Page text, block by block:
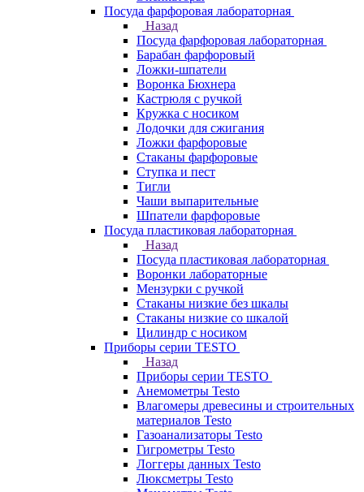
Посуда фарфоровая лабораторная
Назад
Посуда фарфоровая лабораторная
Барабан фарфоровый
Ложки-шпатели
Воронка Бюхнера
Кастрюля с ручкой
Кружка с носиком
Лодочки для сжигания
Ложки фарфоровые
Стаканы фарфоровые
Ступка и пест
Тигли
Чаши выпарительные
Шпатели фарфоровые
Посуда пластиковая лабораторная
Назад
Посуда пластиковая лабораторная
Воронки лабораторные
Мензурки с ручкой
Стаканы низкие без шкалы
Стаканы низкие со шкалой
Цилиндр с носиком
Приборы серии TESTO
Назад
Приборы серии TESTO
Анемометры Testo
Влагомеры древесины и строительных
материалов Testo
Газоанализаторы Testo
Гигрометры Testo
Логгеры данных Testo
Люксметры Testo